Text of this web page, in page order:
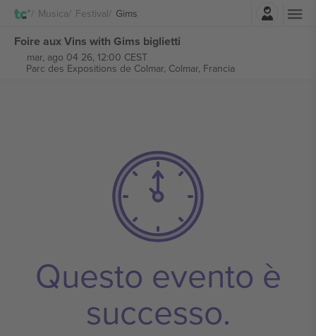
Musica Festival Gims
Foire aux Vins with Gims biglietti
mar, ago 04 26, 12:00 CEST
Parc des Expositions de Colmar, Colmar, Francia
Questo evento è
successo.